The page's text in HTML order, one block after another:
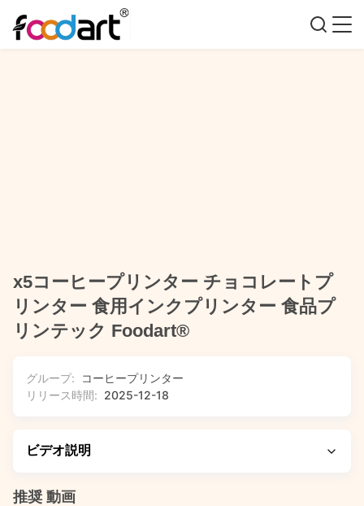
x5コーヒープリンター チョコレートプ
リンター 食用インクプリンター 食品プ
リンテック Foodart®
グループ:
コーヒープリンター
リリース時間: 2025-12-18
ビデオ説明
この短いプレゼンテーションでは、Foodprinttech の革新的
推奨 動画